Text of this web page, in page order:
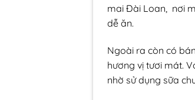
mai Đài Loan, nơi
dễ ăn.
Ngoài ra còn có
hương vị tươi mát.
nhờ sử dụng sữa